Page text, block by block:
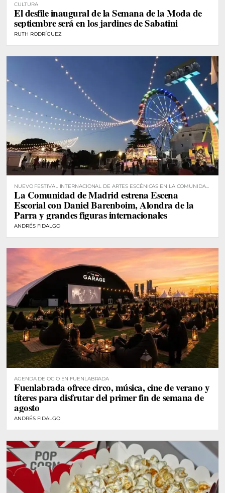
CULTURA
El desfile inaugural de la Semana de la Moda de
septiembre será en los jardines de Sabatini
RUTH RODRÍGUEZ
NUEVO FESTIVAL INTERNACIONAL DE ARTES ESCÉNICAS EN LA COMUNIDAD
DE MADRID
La Comunidad de Madrid estrena Escena
Escorial con Daniel Barenboim, Alondra de la
Parra y grandes figuras internacionales
ANDRÉS FIDALGO
AGENDA DE OCIO EN FUENLABRADA
Fuenlabrada ofrece circo, música, cine de verano y
títeres para disfrutar del primer fin de semana de
agosto
ANDRÉS FIDALGO